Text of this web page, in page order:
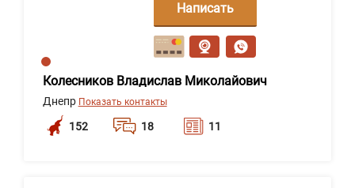
Колесников Владислав Миколайович
Днепр Показать контакты
152 18 11
Написать
сообщение